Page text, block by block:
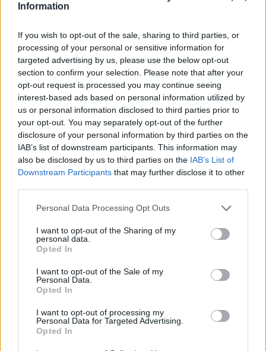
Information
If you wish to opt-out of the sale, sharing to third parties, or
processing of your personal or sensitive information for
targeted advertising by us, please use the below opt-out
section to confirm your selection. Please note that after your
opt-out request is processed you may continue seeing
interest-based ads based on personal information utilized by
us or personal information disclosed to third parties prior to
your opt-out. You may separately opt-out of the further
disclosure of your personal information by third parties on the
IAB’s list of downstream participants. This information may
also be disclosed by us to third parties on the IAB’s List of
Downstream Participants that may further disclose it to other
Personal Data Processing Opt Outs
I want to opt-out of the Sharing of my
personal data.
Opted In
I want to opt-out of the Sale of my
Personal Data.
Opted In
I want to opt-out of processing my
Personal Data for Targeted Advertising.
Opted In
Classic Mantra
Riepilogo stagione
Titolare 2 - 5
Entrato 8 - 21%
Squalificato 0 - 0%
Inutilizzato
stagionale